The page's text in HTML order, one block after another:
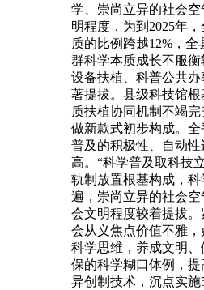
学、崇尚立异的社会
明程度，为到2025年
质的比例跨越12%，全
群科学本质成长不服
设备扶植、科普公共
著提拔。县级科技馆
质扶植协同机制不竭
做新款式初步构成。
普及的积极性、自动性
高。“科学普及取科技
轨制放置根基构成，
遍，崇尚立异的社会
会文明程度较着提拔
会从义焦点价值不雅
科学思维，养成文明
保的科学糊口体例，
异创制技术，沉点实施